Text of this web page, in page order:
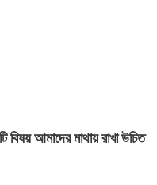
আমাদের মাথায় রাখা উচিত